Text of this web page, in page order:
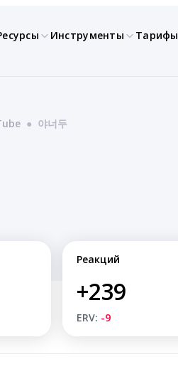
Инструменты Тарифы
● 야너두
Реакций
+239
ERV: -9